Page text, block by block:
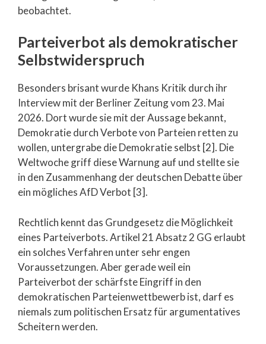
beobachtet.
Parteiverbot als demokratischer
Selbstwiderspruch
Besonders brisant wurde Khans Kritik durch ihr
Interview mit der Berliner Zeitung vom 23. Mai
2026. Dort wurde sie mit der Aussage bekannt,
Demokratie durch Verbote von Parteien retten zu
wollen, untergrabe die Demokratie selbst [2]. Die
Weltwoche griff diese Warnung auf und stellte sie
in den Zusammenhang der deutschen Debatte über
ein mögliches AfD Verbot [3].
Rechtlich kennt das Grundgesetz die Möglichkeit
eines Parteiverbots. Artikel 21 Absatz 2 GG erlaubt
ein solches Verfahren unter sehr engen
Voraussetzungen. Aber gerade weil ein
Parteiverbot der schärfste Eingriff in den
demokratischen Parteienwettbewerb ist, darf es
niemals zum politischen Ersatz für argumentatives
Scheitern werden.